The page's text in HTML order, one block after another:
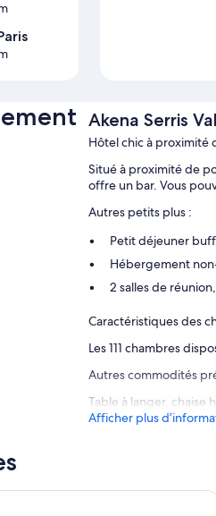
Akena Serris
Hôtel chic à proximité
Situé à proximité de
offre un bar. Vous
Autres petits plus :
Petit déjeuner
Hébergement
2 salles de
Caractéristiques des
Les 111 chambres
Autres commodités
Table à langer, chaise
Afficher plus
Disneyland® Paris
Hotel Marne-La-Vallée Val